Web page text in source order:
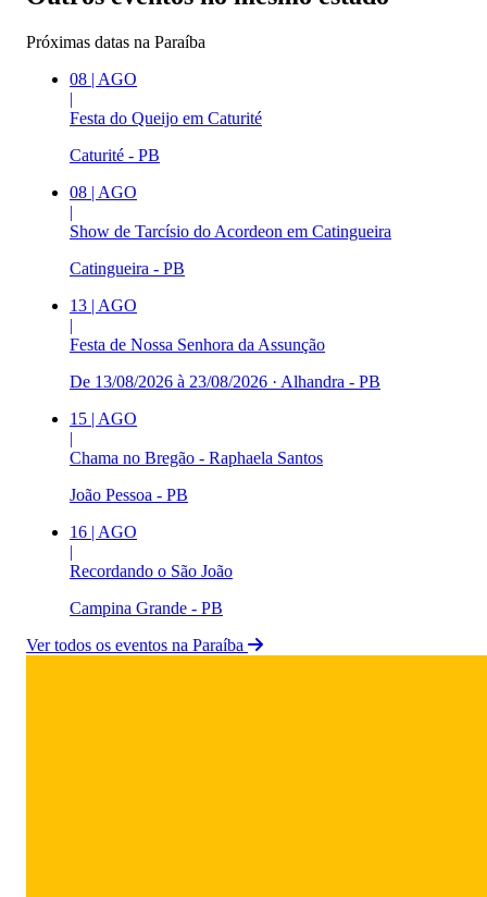
Próximas datas na Paraíba
08 | AGO
|
Festa do Queijo em Caturité
Caturité - PB
08 | AGO
|
Show de Tarcísio do Acordeon em Catingueira
Catingueira - PB
13 | AGO
|
Festa de Nossa Senhora da Assunção
De 13/08/2026 à 23/08/2026 · Alhandra - PB
15 | AGO
|
Chama no Bregão - Raphaela Santos
João Pessoa - PB
16 | AGO
|
Recordando o São João
Campina Grande - PB
Ver todos os eventos na Paraíba